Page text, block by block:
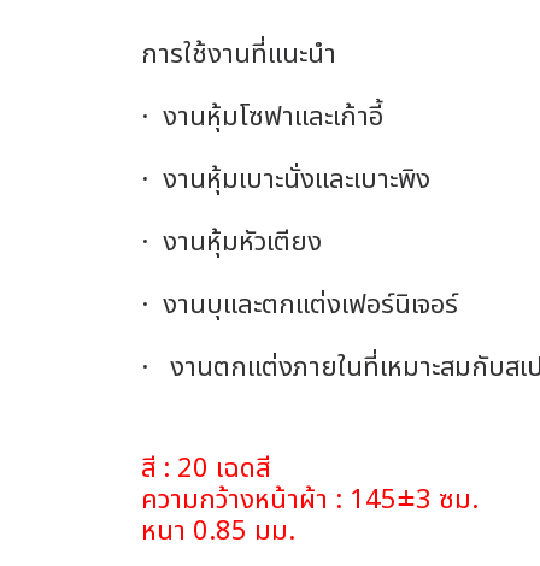
การใช้งานที่แนะนำ
· งานหุ้มโซฟาและเก้าอี้
· งานหุ้มเบาะนั่งและเบาะพิง
· งานหุ้มหัวเตียง
· งานบุและตกแต่งเฟอร์นิเจอร์
· งานตกแต่งภายในที่เหมาะสมกับสเ
สี : 20 เฉดสี
ความกว้างหน้าผ้า : 145±3 ซม.
หนา 0.85 มม.